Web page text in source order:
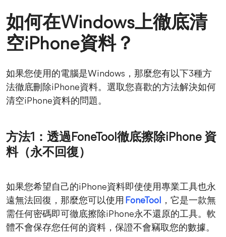
如何在Windows上徹底清
空iPhone資料？
如果您使用的電腦是Windows，那麼您有以下3種方
法徹底刪除iPhone資料。選取您喜歡的方法解決如何
清空iPhone資料的問題。
方法1：透過FoneTool徹底擦除iPhone 資
料（永不回復）
如果您希望自己的iPhone資料即使使用專業工具也永
遠無法回復，那麼您可以使用 FoneTool
，它是一款無
需任何密碼即可徹底擦除iPhone永不還原的工具。軟
體不會保存您任何的資料，保證不會竊取您的數據。